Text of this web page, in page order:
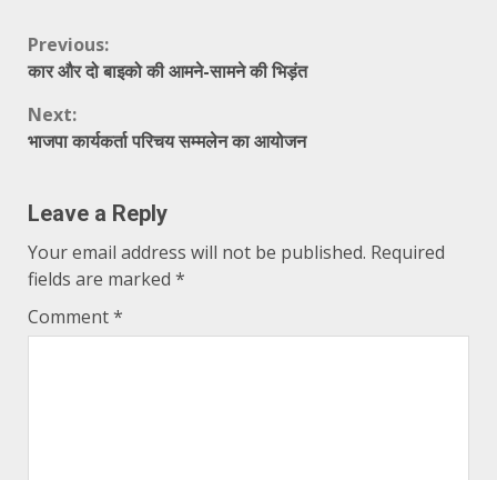
Continue
Previous:
कार और दो बाइको की आमने-सामने की भिड़ंत
Next:
भाजपा कार्यकर्ता परिचय सम्मलेन का आयोजन
Leave a Reply
Your email address will not be published. Required
fields are marked *
Comment*